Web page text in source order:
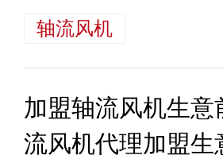
轴流风机
加盟轴流风机生意
流风机代理加盟生